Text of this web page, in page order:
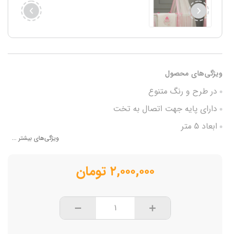
ویژگی‌های محصول
در طرح و رنگ متنوع
دارای پایه جهت اتصال به تخت
ابعاد 5 متر
ویژگی‌های بیشتر ...
۲,۰۰۰,۰۰۰ تومان